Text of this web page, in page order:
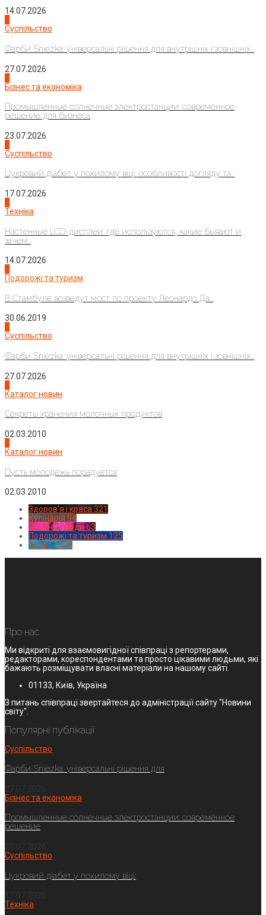
14.07.2026
Суспільство
Фарби Sniezka: універсальні рішення для внутрішніх і зовнішніх...
27.07.2026
Бізнес та економіка
Промышленные солнечные электростанции: современное
решение для бизнеса
23.07.2026
Суспільство
Цукровий діабет у похилому віці: особливості догляду та...
17.07.2026
Техніка
Настенные LCD-дисплеи: где используются, какие бывают и
зачем...
14.07.2026
Подорожі та туризм
В Стамбуле возведут мост по проекту Леонардо Да...
30.06.2019
Суспільство
Фарби Sniezka: універсальні рішення для внутрішніх і зовнішніх...
27.07.2026
Каталог новин
Секреты хранения молочных продуктов
02.03.2010
Каталог новин
Пусть молодежь порадуется
02.03.2010
Здоров'я і краса 321
Кулінарія 94
Новинки моди 63
Подорожі та туризм 125
Спорт1224
Про нас
Ми відкриті для взаємовигідної співпраці з репортерами,
редакторами, кореспондентами та просто цікавими людьми, які
бажають розміщувати власні матеріали на нашому сайті.
01133, Київ, Україна
З питань співпраці звертайтеся до адміністрації сайту "Новини
світу".
Популярні публікації
Суспільство
Фарби Sniezka: універсальні рішення для
Бізнес та економіка
Промышленные солнечные электростанции: современное
решение
Суспільство
Цукровий діабет у похилому віці:
Техніка